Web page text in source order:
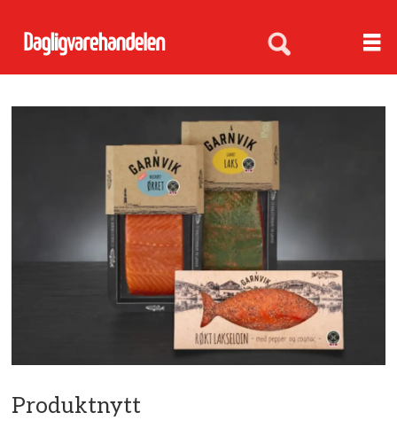
Produktnytt